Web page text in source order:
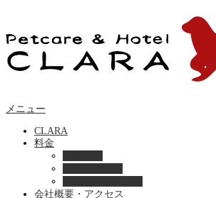
メニュー
CLARA
料金
会社概要・アクセス